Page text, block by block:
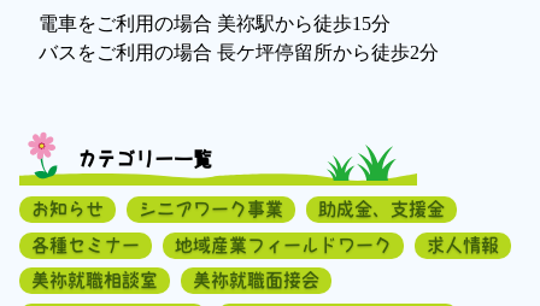
電車をご利用の場合 美祢駅から徒歩15分
バスをご利用の場合 長ケ坪停留所から徒歩2分
カテゴリー一覧
お知らせ シニアワーク事業
助成金、支援金
各種セミナー
地域産業フィールドワーク
求人情報
美祢就職相談室
美祢就職面接会